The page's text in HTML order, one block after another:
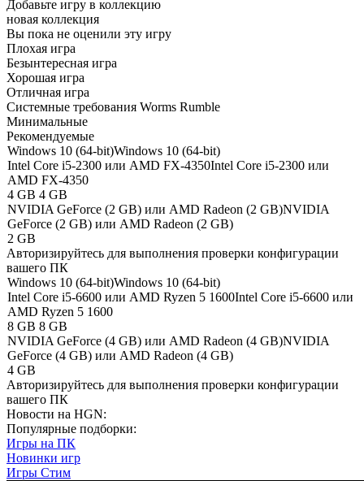
Добавьте игру в коллекцию
новая коллекция
Вы пока не оценили эту игру
Плохая игра
Безынтересная игра
Хорошая игра
Отличная игра
Системные требования Worms Rumble
Минимальные
Рекомендуемые
Windows 10 (64-bit)Windows 10 (64-bit)
Intel Core i5-2300 или AMD FX-4350Intel Core i5-2300 или
AMD FX-4350
4 GB 4 GB
NVIDIA GeForce (2 GB) или AMD Radeon (2 GB)NVIDIA
GeForce (2 GB) или AMD Radeon (2 GB)
2 GB
Авторизируйтесь для выполнения проверки конфигурации
вашего ПК
Windows 10 (64-bit)Windows 10 (64-bit)
Intel Core i5-6600 или AMD Ryzen 5 1600Intel Core i5-6600 или
AMD Ryzen 5 1600
8 GB 8 GB
NVIDIA GeForce (4 GB) или AMD Radeon (4 GB)NVIDIA
GeForce (4 GB) или AMD Radeon (4 GB)
4 GB
Авторизируйтесь для выполнения проверки конфигурации
вашего ПК
Новости на HGN:
Популярные подборки:
Игры на ПК
Новинки игр
Игры Стим